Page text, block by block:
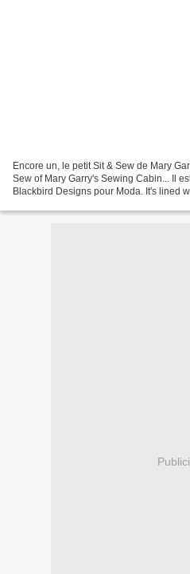
Encore un, le petit Sit & Sew de Mary
Sew of Mary Garry's Sewing Cabin... Il
Blackbird Designs pour Moda. It's lined